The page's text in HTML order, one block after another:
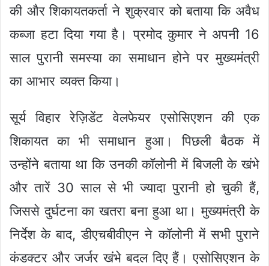
की और शिकायतकर्ता ने शुक्रवार को बताया कि अवैध
कब्जा हटा दिया गया है। प्रमोद कुमार ने अपनी 16
साल पुरानी समस्या का समाधान होने पर मुख्यमंत्री
का आभार व्यक्त किया।
सूर्य विहार रेज़िडेंट वेलफेयर एसोसिएशन की एक
शिकायत का भी समाधान हुआ। पिछली बैठक में
उन्होंने बताया था कि उनकी कॉलोनी में बिजली के खंभे
और तारें 30 साल से भी ज्यादा पुरानी हो चुकी हैं,
जिससे दुर्घटना का खतरा बना हुआ था। मुख्यमंत्री के
निर्देश के बाद, डीएचबीवीएन ने कॉलोनी में सभी पुराने
कंडक्टर और जर्जर खंभे बदल दिए हैं। एसोसिएशन के